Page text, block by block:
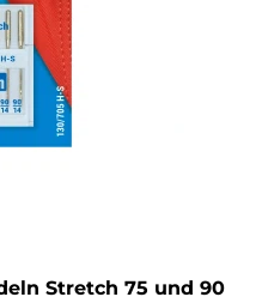
Stretch 75 und 90